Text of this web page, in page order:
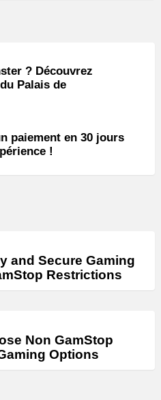
? Découvrez
Palais de
paiement en 30 jours
!
and Secure Gaming
Restrictions
Non GamStop
Options